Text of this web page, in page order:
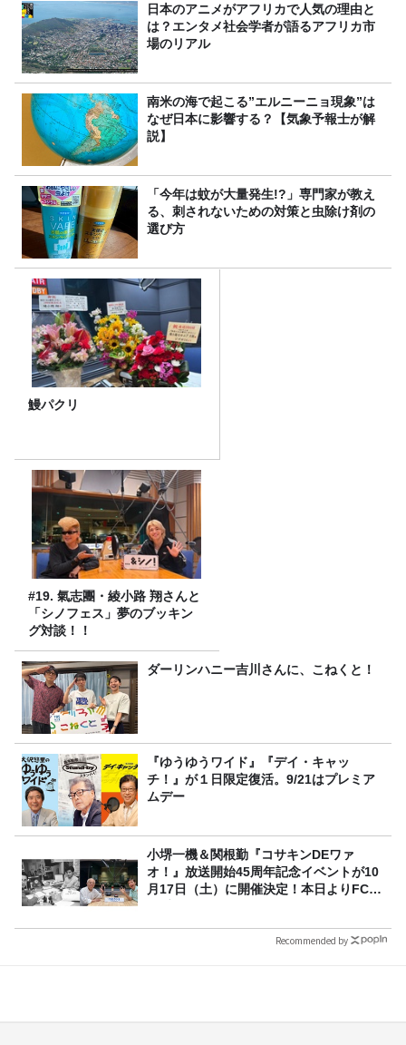
日本のアニメがアフリカで人気の理由と
は？エンタメ社会学者が語るアフリカ市
場のリアル
南米の海で起こる”エルニーニョ現象”は
なぜ日本に影響する？【気象予報士が解
説】
「今年は蚊が大量発生!?」専門家が教え
る、刺されないための対策と虫除け剤の
選び方
鰻パクリ
#19. 氣志團・綾小路 翔さんと
「シノフェス」夢のブッキン
グ対談！！
ダーリンハニー吉川さんに、こねくと！
『ゆうゆうワイド』『デイ・キャッ
チ！』が１日限定復活。9/21はプレミア
ムデー
小堺一機＆関根勤『コサキンDEワァ
オ！』放送開始45周年記念イベントが10
月17日（土）に開催決定！本日よりFC先
Recommended by